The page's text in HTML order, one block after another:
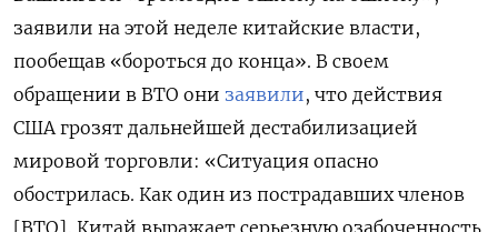
заявили на этой неделе китайские власти,
пообещав «бороться до конца». В своем
обращении в ВТО они заявили, что действия
США грозят дальнейшей дестабилизацией
мировой торговли: «Ситуация опасно
обострилась. Как один из пострадавших членов
[ВТО], Китай выражает серьезную озабоченность